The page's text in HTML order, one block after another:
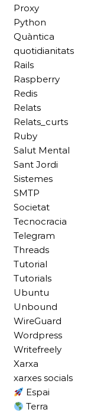
Proxy
Python
Quàntica
quotidianitats
Rails
Raspberry
Redis
Relats
Relats_curts
Ruby
Salut Mental
Sant Jordi
Sistemes
SMTP
Societat
Tecnocracia
Telegram
Threads
Tutorial
Tutorials
Ubuntu
Unbound
WireGuard
Wordpress
Writefreely
Xarxa
xarxes socials
Espai
Terra